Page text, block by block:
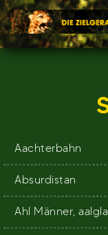
Skip
to
content
Aachterbahn
Absurdistan
Ahl Männer,